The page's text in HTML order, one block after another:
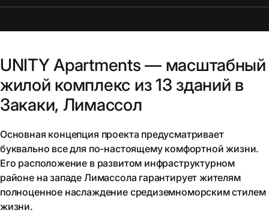
UNITY Apartments — масштабный
жилой комплекс из 13 зданий в
Закаки, Лимассол
Основная концепция проекта предусматривает
буквально все для по-настоящему комфортной жизни.
Его расположение в развитом инфраструктурном
районе на западе Лимассола гарантирует жителям
полноценное наслаждение средиземноморским стилем
жизни.